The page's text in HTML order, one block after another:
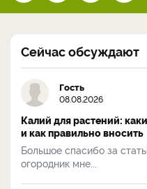
Сейчас обсуждают
Гость
08.08.2026
Калий для растений:
и как правильно вносить
Большое спасибо за
огородник мне...